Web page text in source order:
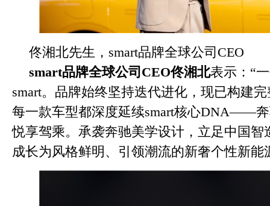
佟湘北先生，smart品牌全球公司CEO
smart品牌全球公司 CEO佟湘北表示：“
smart。品牌始终坚持迭代进化，现已构建
每一款车型都深度延续smart核心DNA——
悦享驾乘。承袭奔驰美学设计，立足中国智
成长为风格鲜明、引领潮流的新奢个性新能